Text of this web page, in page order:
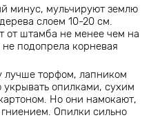
минус, мульчируют землю
слоем 10-20 см.
от штамба не менее чем на
подопрела корневая
лучше торфом, лапником
опилками, сухим
Но они намокают,
Опилки сильно